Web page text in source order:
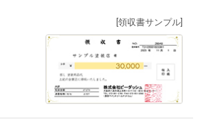
[領収書サンプル]